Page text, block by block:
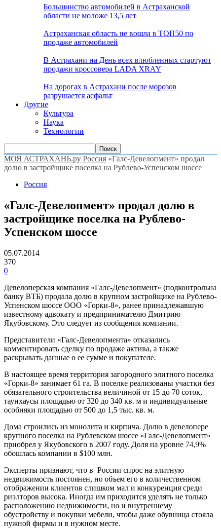
Большинство автомобилей в Астраханской
области не моложе 13,5 лет
Астраханская область не вошла в ТОП50 по
продаже автомобилей
В Астрахани на День всех влюбленных стартуют
продажи кроссовера LADA XRAY
На дорогах в Астрахани после морозов
разрушается асфальт
Другие
Культура
Наука
Технологии
МОЯ АСТРАХАНЬ.ру Россия «Галс-Девелопмент» продал
долю в застройщике поселка на Рублево-Успенском шоссе
Россия
«Галс-Девелопмент» продал долю в
застройщике поселка на Рублево-
Успенском шоссе
05.07.2014
370
0
Девелоперская компания «Галс-Девелопмент» (подконтрольна
банку ВТБ) продала долю в крупном застройщике на Рублево-
Успенском шоссе ООО «Горки-8», ранее принадлежавшую
известному адвокату и предпринимателю Дмитрию
Якубовскому. Это следует из сообщения компании.
Представители «Галс-Девелопмента» отказались
комментировать сделку по продаже актива, а также
раскрывать данные о ее сумме и покупателе.
В настоящее время территория загородного элитного поселка
«Горки-8» занимает 61 га. В поселке реализованы участки без
обязательного строительства величиной от 15 до 70 соток,
таунхаусы площадью от 320 до 340 кв. м и индивидуальные
особняки площадью от 500 до 1,5 тыс. кв. м.
Дома строились из монолита и кирпича. Долю в девелопере
крупного поселка на Рублевском шоссе «Галс-Девелопмент»
приобрел у Якубовского в 2007 году. Доля на уровне 74,9%
обошлась компании в $100 млн.
Эксперты признают, что в России спрос на элитную
недвижимость постоянен, но объем его в количественном
отображении клиентов слишком мал и конкуренция среди
риэлторов высока. Иногда им приходится уделять не только
расположению недвижимости, но и внутреннему
обустройству и покупки мебели, чтобы даже обувница стояла
нужной фирмы и в нужном месте.